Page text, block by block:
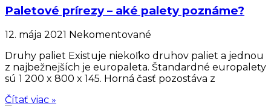
Paletové prírezy – aké palety poznáme?
12. mája 2021 Nekomentované
Druhy paliet Existuje niekoľko druhov paliet a jednou
z najbežnejších je europaleta. Štandardné europalety
sú 1 200 x 800 x 145. Horná časť pozostáva z
Čítať viac »